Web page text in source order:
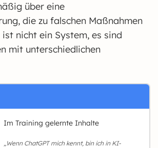
über eine
die zu falschen Maßnahmen
nicht ein System, es sind
mit unterschiedlichen
Im Training gelernte Inhalte
„Wenn ChatGPT mich kennt, bin ich in KI-